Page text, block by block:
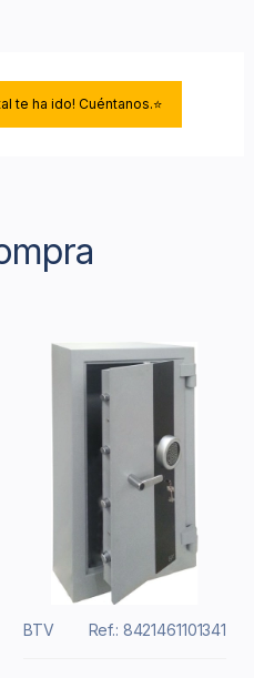
te ha ido! Cuéntanos.⭐
BTV Ref.: 8421461101341